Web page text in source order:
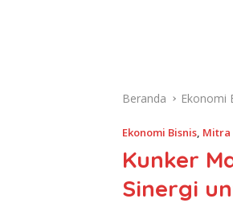
Beranda Ekonomi
Ekonomi Bisnis, Mitra
Kunker
Sinergi